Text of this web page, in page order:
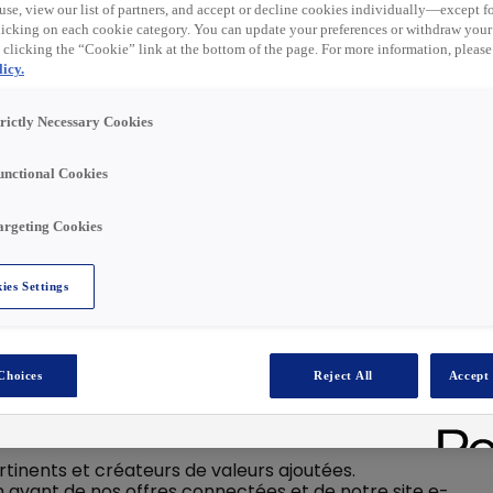
l’énergie, Rexel accompagne ses clients
et durables, où qu'ils soient. Engagé vers une
au cœur de l’entreprise.
zéro à l’égard de toute forme de discrimination.
en CDI basé à Hesdin (62)
de nos clients. Il a pour missions de :
un conseil technique de qualité et un suivi
et créateurs de valeurs ajoutées.
view our list of partners, and accept or decline cookies individually—except
on each cookie category. You can update your preferences or withdraw
the “Cookie” link at the bottom of the page. For more information, please
Necessary Cookies
Cookies
Cookies
Settings
Reject All